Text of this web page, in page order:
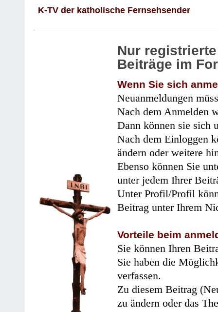
K-TV der katholische Fernsehsender
Nur
Beiträge im
Wenn Sie sich
Neuanmeldungen
Nach dem Anmelden
Dann können sie sich
Nach dem Einloggen
ändern oder weitere
Ebenso können Sie
unter jedem Ihrer
Unter Profil/Profil
Beitrag unter Ihrem
Vorteile beim
Sie können Ihren
Sie haben die
verfassen.
Zu diesem Beitrag
zu ändern oder das